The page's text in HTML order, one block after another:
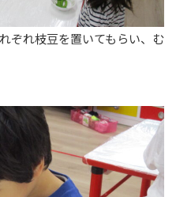
ぞれ枝豆を置いてもらい、む